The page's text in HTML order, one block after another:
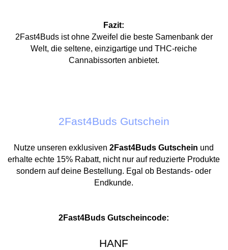
Fazit:
2Fast4Buds istohne Zweifel die beste Samenbank der
Welt, dieseltene, einzigartige undTHC-reiche
Cannabissorten anbietet.
2Fast4Buds Gutschein
Nutze unseren exklusiven2Fast4Buds Gutschein und
erhalte echte 15% Rabatt, nicht nur auf reduzierte Produkte
sondern auf deine Bestellung. Egal ob Bestands- oder
Endkunde.
2Fast4Buds Gutscheincode:
HANF